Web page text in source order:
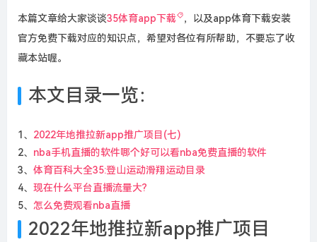
本篇文章给大家谈谈35体育app下载
，以及app体育下载安装
官方免费下载对应的知识点，希望对各位有所帮助，不要忘了收
藏本站喔。
本文目录一览：
1、 2022年地推拉新app推广项目(七)
2、 nba手机直播的软件哪个好可以看nba免费直播的软件
3、 体育百科大全35:登山运动滑翔运动目录
4、 现在什么平台直播流量大?
5、 怎么免费观看nba直播
2022年地推拉新app推广项目